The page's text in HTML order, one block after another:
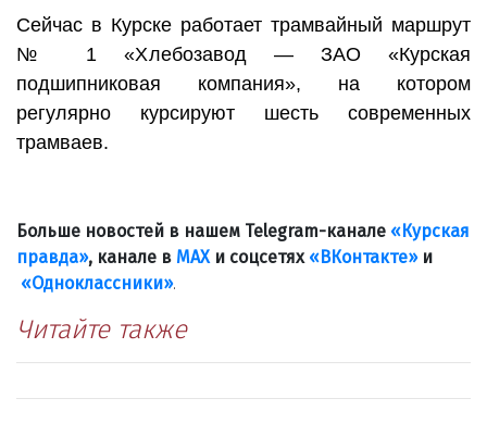
Сейчас в Курске работает трамвайный маршрут
№ 1 «Хлебозавод — ЗАО «Курская
подшипниковая компания», на котором
регулярно курсируют шесть современных
трамваев.
Больше новостей в нашем Telegram-канале «Курская
правда», канале в МАХи соцсетях «ВКонтакте»и
«Одноклассники».
Читайте также